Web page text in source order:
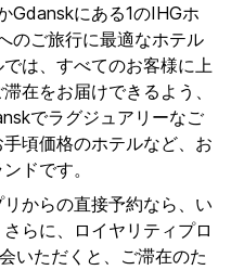
Gdanskにある1のIHGホ
のご旅行に最適なホテル
は、すべてのお客様に上
在をお届けできるよう、
でラグジュアリーなご
頃価格のホテルなど、お
ドです。
からの直接予約なら、い
らに、ロイヤリティプロ
いただくと、ご滞在のた